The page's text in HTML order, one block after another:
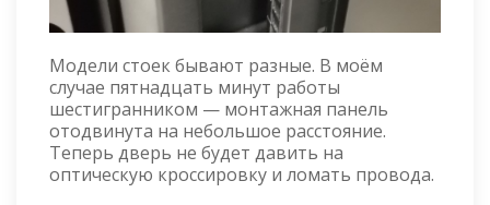
Модели стоек бывают разные. В моём
случае пятнадцать минут работы
шестигранником — монтажная панель
отодвинута на небольшое расстояние.
Теперь дверь не будет давить на
оптическую кроссировку и ломать провода.